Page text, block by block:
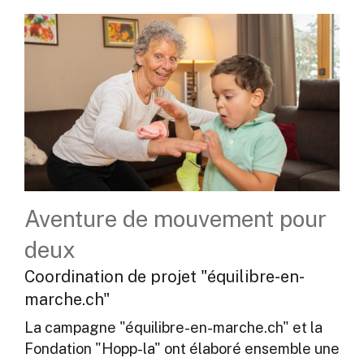
Aventure de mouvement pour
deux
Coordination de projet "équilibre-en-
marche.ch"
La campagne "équilibre-en-marche.ch" et la
Fondation "Hopp-la" ont élaboré ensemble une